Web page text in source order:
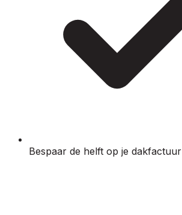
Bespaar de helft op je dakfactuur